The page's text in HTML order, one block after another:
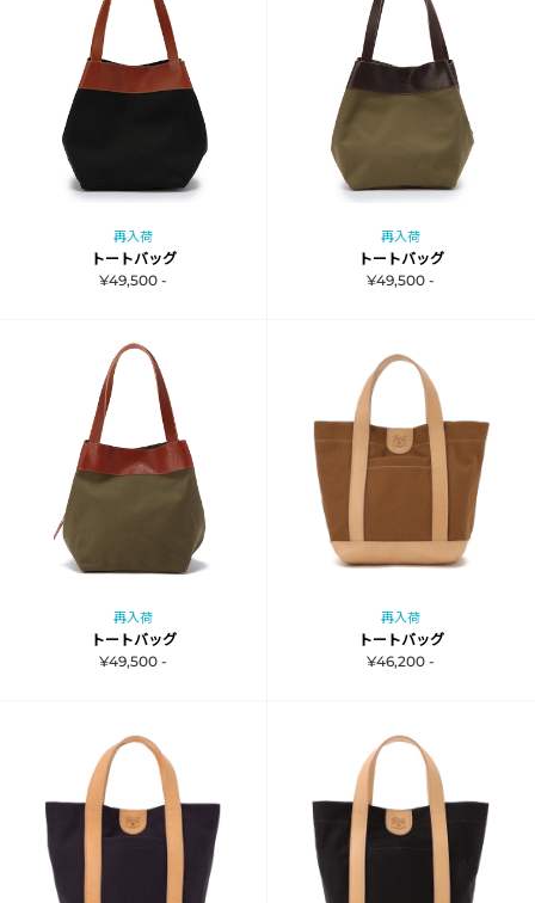
再入荷
トートバッグ
¥49,500 -
再入荷
トートバッグ
¥49,500 -
再入荷
トートバッグ
¥49,500 -
再入荷
トートバッグ
¥46,200 -